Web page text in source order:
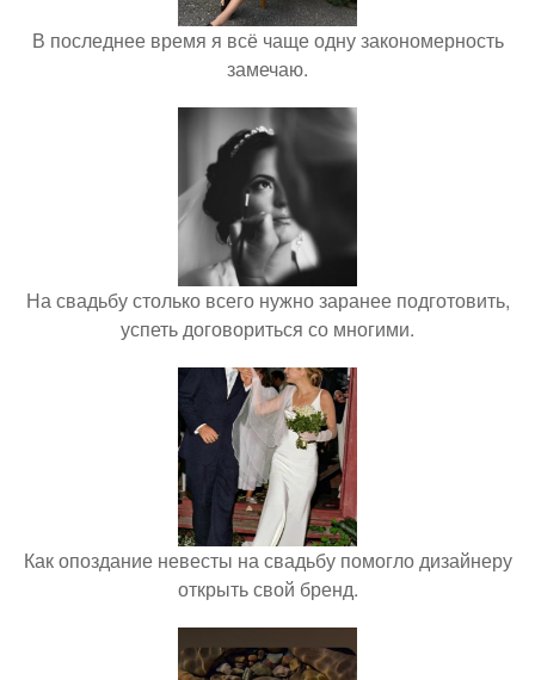
В последнее время я всё чаще одну закономерность
замечаю.
На свадьбу столько всего нужно заранее подготовить,
успеть договориться со многими.
Как опоздание невесты на свадьбу помогло дизайнеру
открыть свой бренд.